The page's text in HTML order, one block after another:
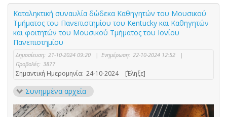
Καταληκτική συναυλία δώδεκα Καθηγητών του Μουσικού
Τμήματος του Πανεπιστημίου του Kentucky και Καθηγητών
και φοιτητών του Μουσικού Τμήματος του Ιονίου
Πανεπιστημίου
Δημοσίευση: 21-10-2024 09:20 | Ενημέρωση: 22-10-2024 12:52
|
Προβολές: 3877
Σημαντική Ημερομηνία: 24-10-2024 [Έληξε]
Συνημμένα αρχεία